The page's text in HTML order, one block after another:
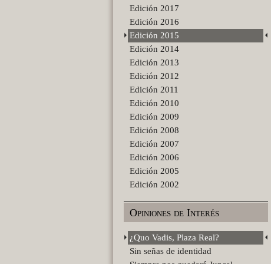
Edición 2017
Edición 2016
Edición 2015
Edición 2014
Edición 2013
Edición 2012
Edición 2011
Edición 2010
Edición 2009
Edición 2008
Edición 2007
Edición 2006
Edición 2005
Edición 2002
Opiniones de Interés
¿Quo Vadis, Plaza Real?
Sin señas de identidad